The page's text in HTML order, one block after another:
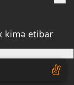
kimə etibar